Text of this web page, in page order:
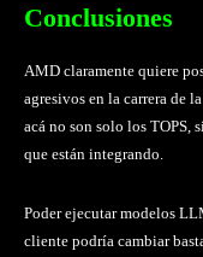
Conclusiones
AMD claramente quiere
agresivos en la carrera de
acá no son solo los TOPS,
que están integrando.
Poder ejecutar modelos
cliente podría cambiar